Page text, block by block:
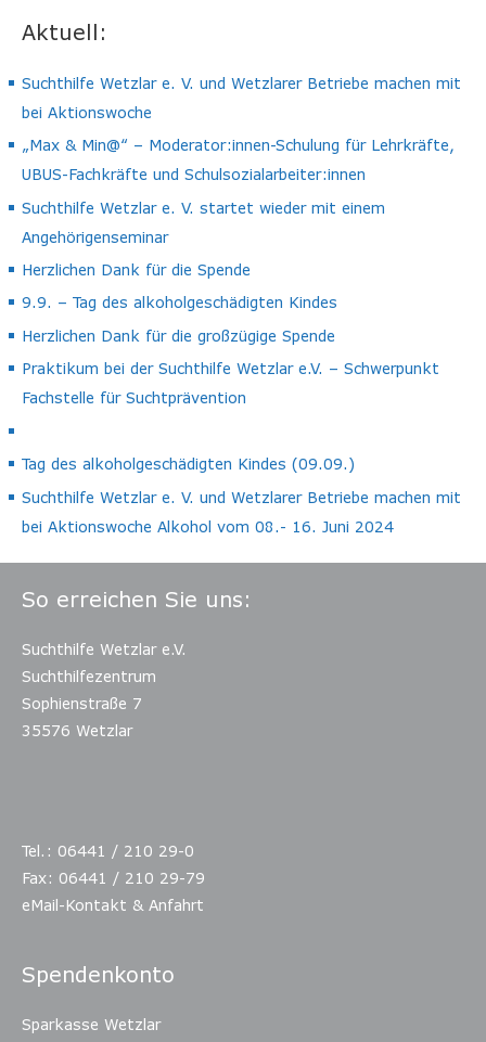
Aktuell:
Suchthilfe Wetzlar e. V. und Wetzlarer Betriebe machen mit
bei Aktionswoche
„Max & Min@“ – Moderator:innen-Schulung für Lehrkräfte,
UBUS-Fachkräfte und Schulsozialarbeiter:innen
Suchthilfe Wetzlar e. V. startet wieder mit einem
Angehörigenseminar
Herzlichen Dank für die Spende
9.9. – Tag des alkoholgeschädigten Kindes
Herzlichen Dank für die großzügige Spende
Praktikum bei der Suchthilfe Wetzlar e.V. – Schwerpunkt
Fachstelle für Suchtprävention
Tag des alkoholgeschädigten Kindes (09.09.)
Suchthilfe Wetzlar e. V. und Wetzlarer Betriebe machen mit
bei Aktionswoche Alkohol vom 08.- 16. Juni 2024
So erreichen Sie uns:
Suchthilfe Wetzlar e.V.
Suchthilfezentrum
Sophienstraße 7
35576 Wetzlar
Tel.: 06441 / 210 29-0
Fax: 06441 / 210 29-79
eMail-Kontakt & Anfahrt
Spendenkonto
Sparkasse Wetzlar